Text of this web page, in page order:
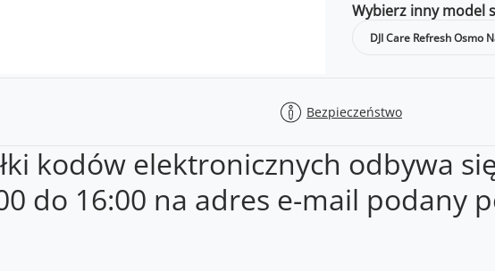
Wybierz inny model
DJI Care Refresh Osmo
Bezpieczeństwo
kodów elektronicznych odbywa
do 16:00 na adres e-mail podany